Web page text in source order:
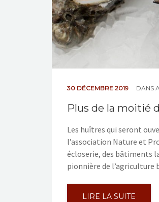
30 DÉCEMBRE 2019 DANS
Plus de la moitié
Les huîtres qui seront
l’association Nature et
écloserie, des bâtiments
pionnière de l’agriculture
LIRE LA SUITE